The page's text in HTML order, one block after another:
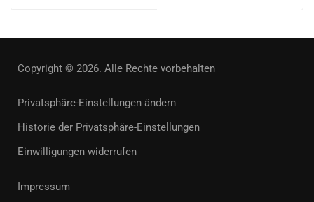
Copyright © 2026. Alle Rechte vorbehalten
Privatsphäre-Einstellungen ändern
Historie der Privatsphäre-Einstellungen
Einwilligungen widerrufen
Impressum